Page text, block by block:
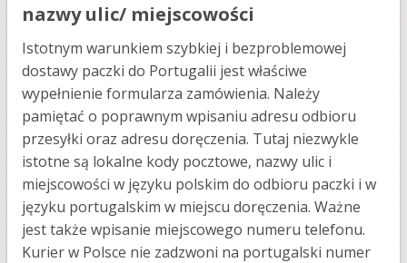
nazwy ulic/ miejscowości
Istotnym warunkiem szybkiej i bezproblemowej
dostawy paczki do Portugalii jest właściwe
wypełnienie formularza zamówienia. Należy
pamiętać o poprawnym wpisaniu adresu odbioru
przesyłki oraz adresu doręczenia. Tutaj niezwykle
istotne są lokalne kody pocztowe, nazwy ulic i
miejscowości w języku polskim do odbioru paczki i w
języku portugalskim w miejscu doręczenia. Ważne
jest także wpisanie miejscowego numeru telefonu.
Kurier w Polsce nie zadzwoni na portugalski numer